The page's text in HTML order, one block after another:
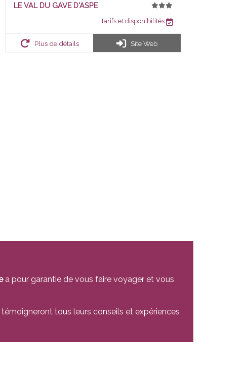
LE VAL DU GAVE D'ASPE
Tarifs et disponibilités
Plus de détails Site Web
a pour garantie de vous faire voyager et vous
tous leurs conseils et expériences